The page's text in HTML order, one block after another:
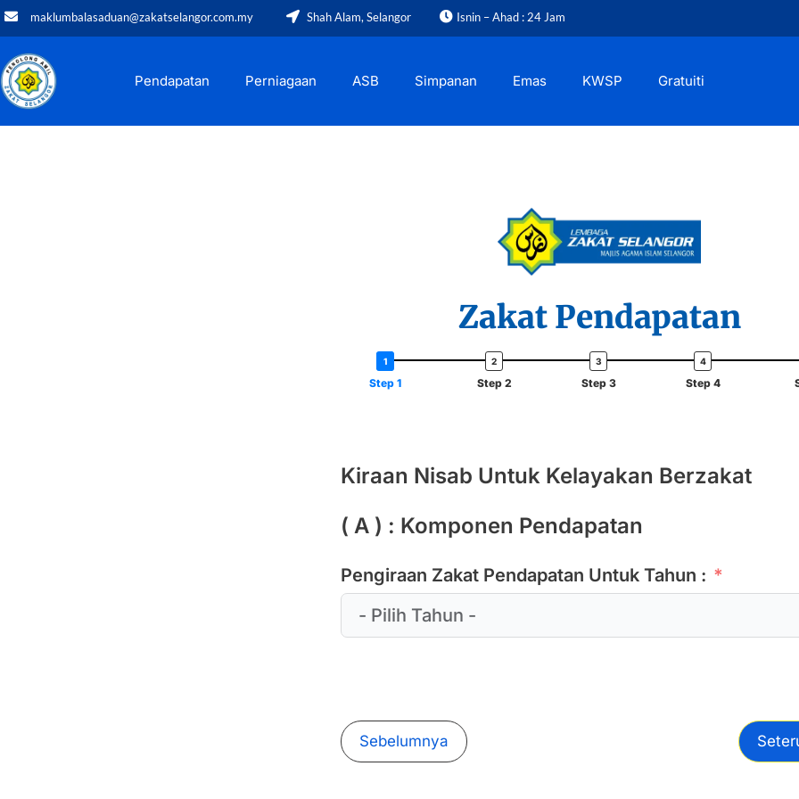
maklumbalasaduan@zakatselangor.com.my Shah Alam, Selangor Isnin – Ahad : 24 Jam
Pendapatan Perniagaan ASB Simpanan Emas KWSP Gratuiti
Zakat Pendapatan
Step 1 Step 2 Step 3 Step 4
Kiraan Nisab Untuk Kelayakan Berzakat
( A ) : Komponen Pendapatan
Pengiraan Zakat Pendapatan Untuk Tahun :
Sebelumnya